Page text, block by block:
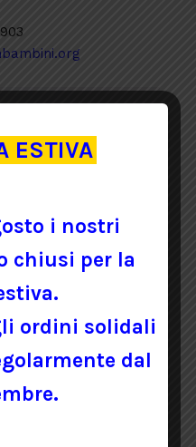
ESTIVA
i nostri
chiusi per la
ordini solidali
dal